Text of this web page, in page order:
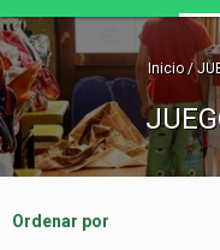
Inicio /
Ordenar por